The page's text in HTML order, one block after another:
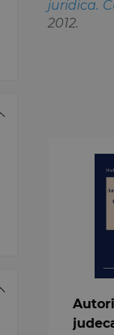
juridica.
2012.